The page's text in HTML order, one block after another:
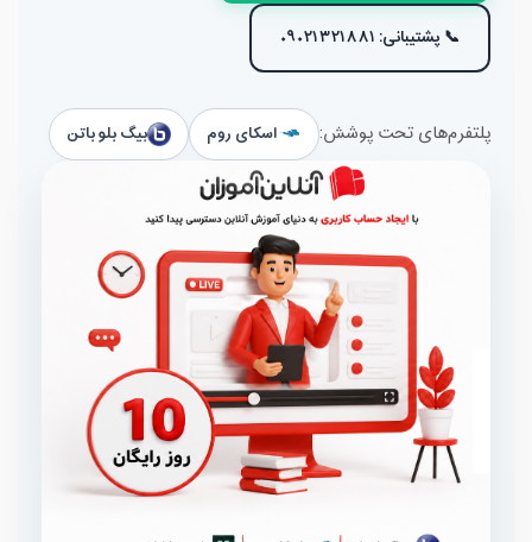
📞 پشتیبانی: ۰۹۰۲۱۳۲۱۸۸۱
پلتفرم‌های تحت پوشش: اسکای روم بیگ بلو باتن